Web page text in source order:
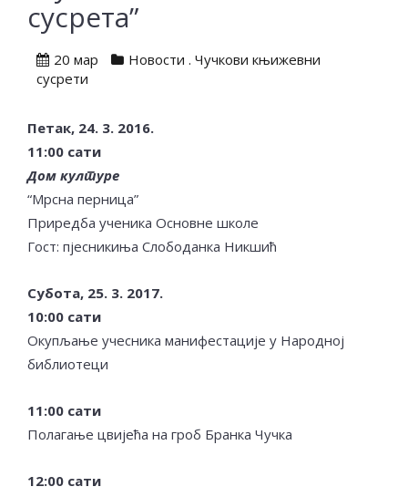
сусрета”
20 мар Новости . Чучкови књижевни
сусрети
Петак, 24. 3. 2016.
11:00 сати
Дом културе
“Мрсна перница”
Приредба ученика Основне школе
Гост: пјесникиња Слободанка Никшић
Субота, 25. 3. 2017.
10:00 сати
Окупљање учесника манифестације у Народној
библиотеци
11:00 сати
Полагање цвијећа на гроб Бранка Чучка
12:00 сати